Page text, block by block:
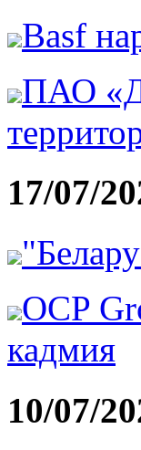
Basf
ПАО
17/07/
OCP
кадмия
10/07/